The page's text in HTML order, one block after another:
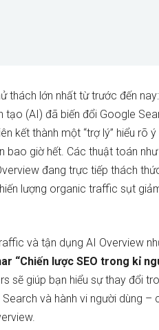
thách lớn nhất từ trước đến
tạo (AI) đã biến đổi Google
kết thành một “trợ lý” hiểu rõ
bao giờ hết. Các thuật toán như
đang trực tiếp thách
lượng organic traffic sụt
và tận dụng AI Overview
“Chiến lược SEO trong kỉ
sẽ giúp bạn hiểu sự thay đổi
và hành vi người dùng